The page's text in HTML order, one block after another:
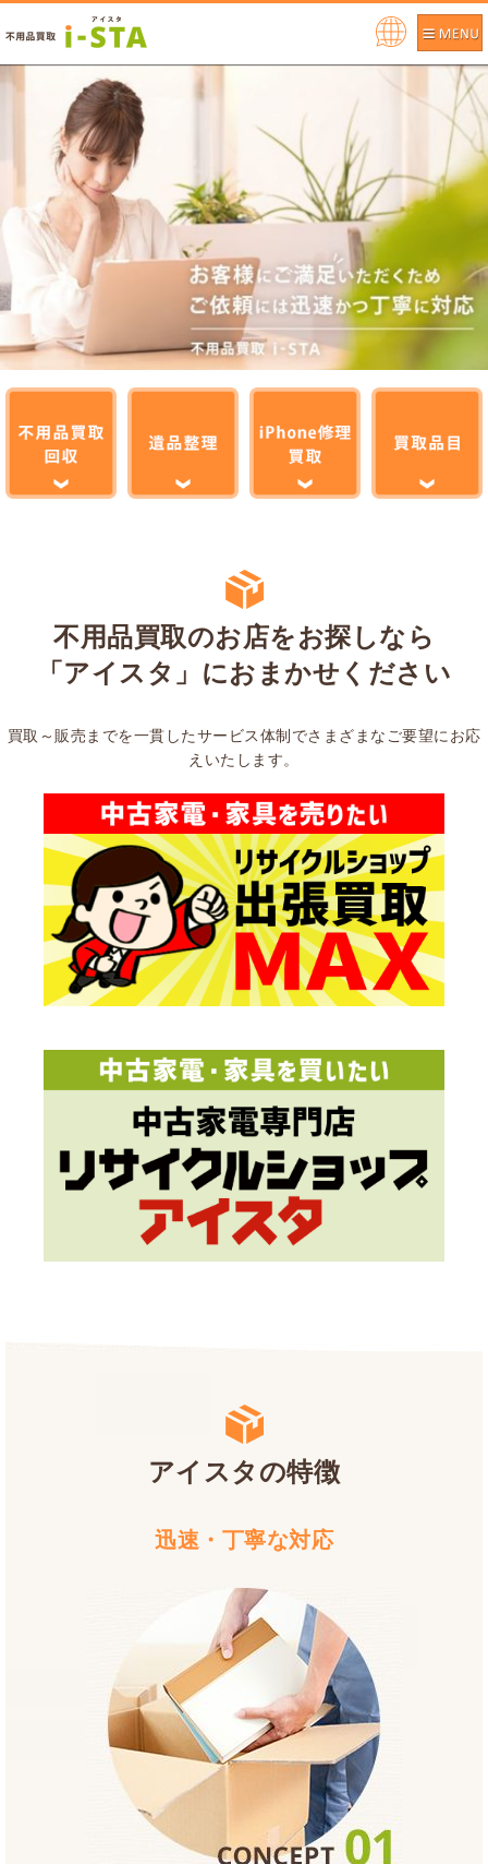
不用品買取のお店をお探しなら
「アイスタ」におまかせください
買取～販売までを一貫したサービス体制でさまざまなご要望にお応
えいたします。
アイスタの特徴
迅速・丁寧な対応